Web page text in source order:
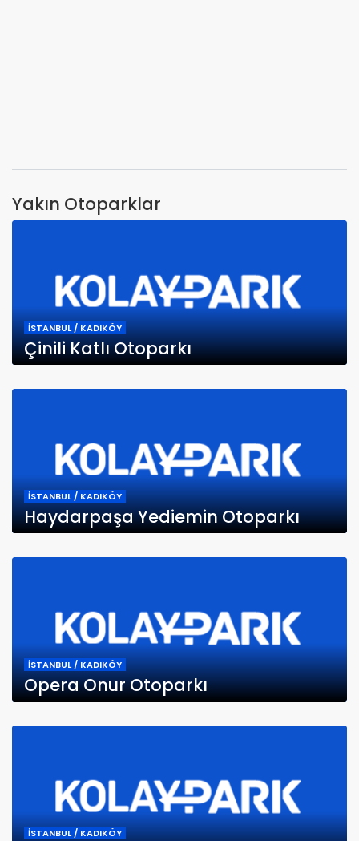
Yakın Otoparklar
İSTANBUL / KADIKÖY
Çinili Katlı Otoparkı
İSTANBUL / KADIKÖY
Haydarpaşa Yediemin Otoparkı
İSTANBUL / KADIKÖY
Opera Onur Otoparkı
İSTANBUL / KADIKÖY